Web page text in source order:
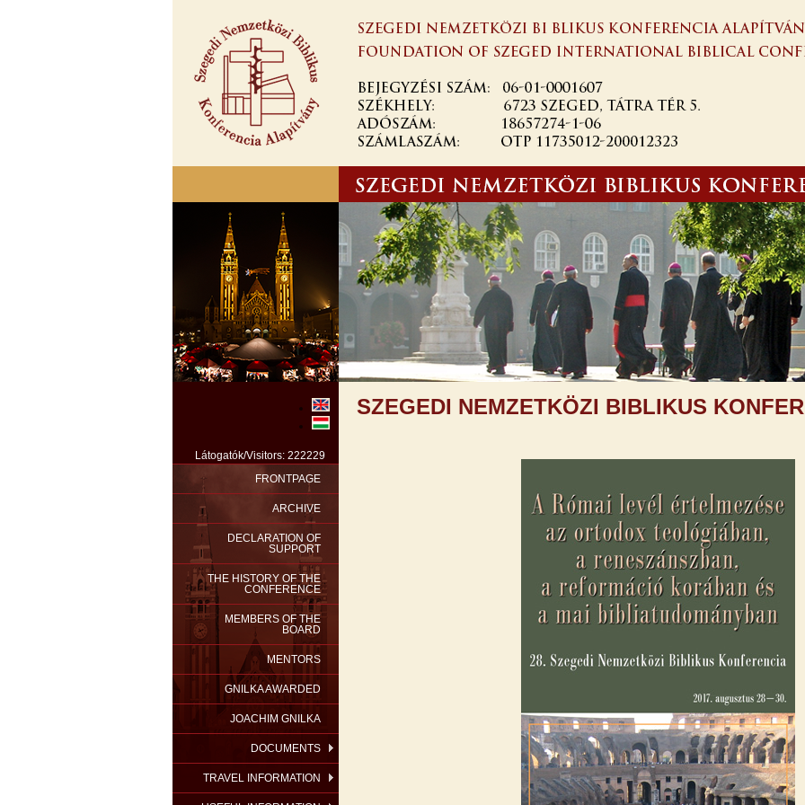
SZEGEDI NEMZETKÖZI BIBLIKUS
Látogatók/Visitors: 222229
FRONTPAGE
ARCHIVE
DECLARATION OF
SUPPORT
THE HISTORY OF THE
CONFERENCE
MEMBERS OF THE
BOARD
MENTORS
GNILKA AWARDED
JOACHIM GNILKA
DOCUMENTS
TRAVEL INFORMATION